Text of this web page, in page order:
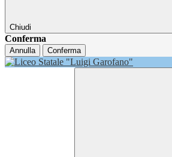
Chiudi
Conferma
Annulla Conferma